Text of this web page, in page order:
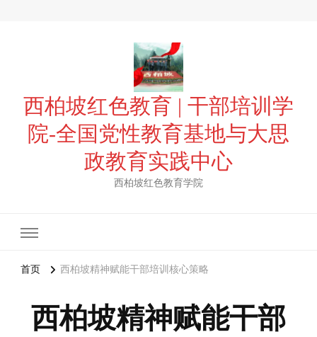
西柏坡红色教育 | 干部培训学
院-全国党性教育基地与大思
政教育实践中心
西柏坡红色教育学院
首页 西柏坡精神赋能干部培训核心策略
西柏坡精神赋能干部